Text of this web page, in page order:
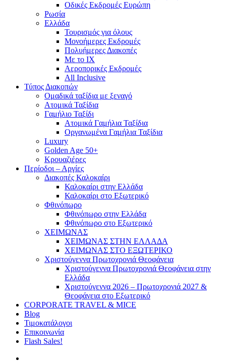
Οδικές Εκδρομές Ευρώπη
Ρωσία
Ελλάδα
Τουρισμός για όλους
Mονοήμερες Εκδρομές
Πολυήμερες Διακοπές
Με το ΙΧ
Αεροπορικές Εκδρομές
All Inclusive
Τύπος Διακοπών
Ομαδικά ταξίδια με ξεναγό
Ατομικά Ταξίδια
Γαμήλιο Ταξίδι
Ατομικά Γαμήλια Ταξίδια
Οργανωμένα Γαμήλια Ταξίδια
Luxury
Golden Age 50+
Κρουαζιέρες
Περίοδοι – Αργίες
Διακοπές Καλοκαίρι
Καλοκαίρι στην Ελλάδα
Καλοκαίρι στο Εξωτερικό
Φθινόπωρο
Φθινόπωρο στην Ελλάδα
Φθινόπωρο στο Εξωτερικό
ΧΕΙΜΩΝΑΣ
ΧΕΙΜΩΝΑΣ ΣΤΗΝ ΕΛΛΑΔΑ
ΧΕΙΜΩΝΑΣ ΣΤΟ ΕΞΩΤΕΡΙΚΟ
Χριστούγεννα Πρωτοχρονιά Θεοφάνεια
Χριστούγεννα Πρωτοχρονιά Θεοφάνεια στην
Ελλάδα
Χριστούγεννα 2026 – Πρωτοχρονιά 2027 &
Θεοφάνεια στο Εξωτερικό
CORPORATE TRAVEL & MICE
Blog
Τιμοκατάλογοι
Επικοινωνία
Flash Sales!